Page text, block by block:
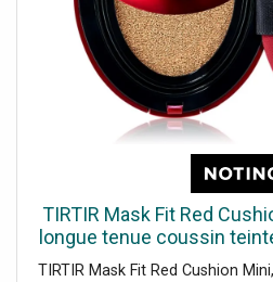
TIRTIR Mask Fit Red
longue tenue coussin
g
TIRTIR Mask Fit Red Cushion